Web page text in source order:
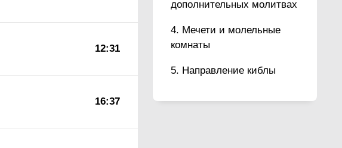
дополнительных молитвах
Мечети и молельные
комнаты
Направление киблы
12:31
16:37